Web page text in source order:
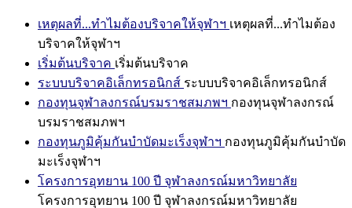
เหตุผลที่...ทำไมต้องบริจาคให้จุฬาฯ เหตุผลที่...ทำไมต้อง
บริจาคให้จุฬาฯ
เริ่มต้นบริจาค เริ่มต้นบริจาค
ระบบบริจาคอิเล็กทรอนิกส์ ระบบบริจาคอิเล็กทรอนิกส์
กองทุนจุฬาลงกรณ์บรมราชสมภพฯ กองทุนจุฬาลงกรณ์
บรมราชสมภพฯ
กองทุนภูมิคุ้มกันบำบัดมะเร็งจุฬาฯ กองทุนภูมิคุ้มกันบำบัด
มะเร็งจุฬาฯ
โครงการอุทยาน 100 ปี จุฬาลงกรณ์มหาวิทยาลัย
โครงการอุทยาน 100 ปี จุฬาลงกรณ์มหาวิทยาลัย